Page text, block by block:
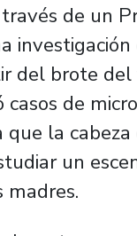
de un
del brote
de
que la
un